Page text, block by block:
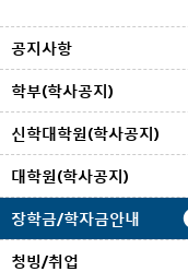
공지사항
학부(학사공지)
신학대학원(학사공지)
대학원(학사공지)
장학금/학자금안내
청빙/취업